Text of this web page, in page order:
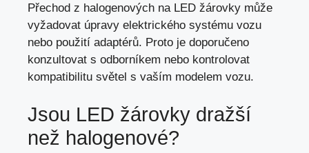
Přechod z halogenových na LED žárovky může
vyžadovat úpravy elektrického systému vozu
nebo použití adaptérů. Proto je doporučeno
konzultovat s odborníkem nebo kontrolovat
kompatibilitu světel s vaším modelem vozu.
Jsou LED žárovky dražší
než halogenové?